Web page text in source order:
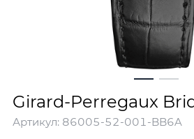
Girard-Perregaux
Артикул: 86005-52-001-BB6A